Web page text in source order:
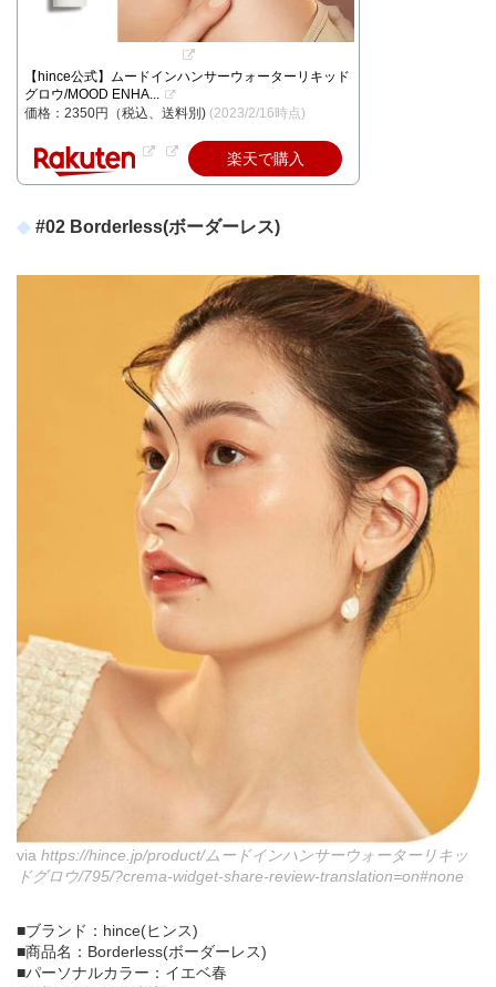
【hince公式】ムードインハンサーウォーターリキッド
グロウ/MOOD ENHA...
価格：2350円（税込、送料別) (2023/2/16時点)
楽天で購入
#02 Borderless(ボーダーレス)
via https://hince.jp/product/ムードインハンサーウォーターリキッ
ドグロウ/795/?crema-widget-share-review-translation=on#none
■ブランド：hince(ヒンス)
■商品名：Borderless(ボーダーレス)
■パーソナルカラー：イエベ春